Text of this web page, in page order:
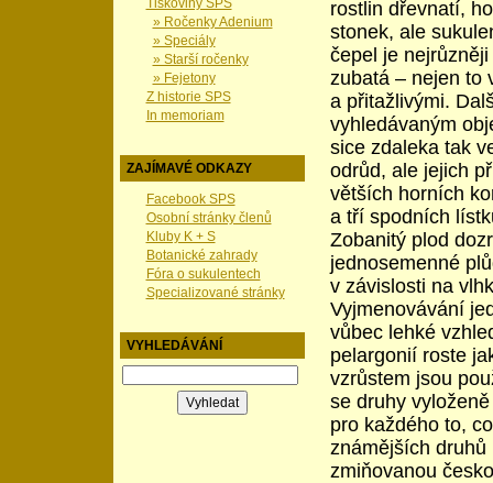
Tiskoviny SPS
» Ročenky Adenium
» Speciály
» Starší ročenky
» Fejetony
Z historie SPS
In memoriam
ZAJÍMAVÉ ODKAZY
Facebook SPS
Osobní stránky členů
Kluby K + S
Botanické zahrady
Fóra o sukulentech
Specializované stránky
VYHLEDÁVÁNÍ
rostlin dřevnatí,
stonek, ale
čepel je
zubatá – nejen to
a přitažlivými.
vyhledávaným
sice zdaleka tak
odrůd, ale jejich
větších horních
a tří spodních
Zobanitý plod
jednosemenné
v závislosti na
Vyjmenovávání
vůbec lehké
pelargonií roste
vzrůstem jsou
se druhy
pro každého to,
známějších druhů
zmiňovanou